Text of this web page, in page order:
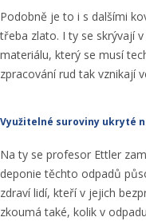
Podobně je to i s dalšími
třeba zlato. I ty se skrývají
materiálu, který se musí
zpracování rud tak vznikají
Využitelné suroviny ukryté
Na ty se profesor Ettler
deponie těchto odpadů
zdraví lidí, kteří v jejich
zkoumá také, kolik v